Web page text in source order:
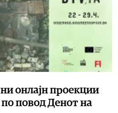
онлајн проекции
повод Денот на